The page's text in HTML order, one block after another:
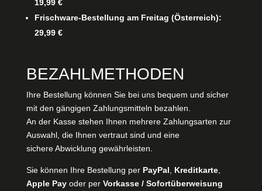
19,99 €
Frischware-Bestellung am Freitag (Österreich):
29,99 €
BEZAHLMETHODEN
Ihre Bestellung können Sie bei uns bequem und sicher
mit den gängigen Zahlungsmitteln bezahlen.
An der Kasse stehen Ihnen mehrere Zahlungsarten zur
Auswahl, die Ihnen vertraut sind und eine
sichere Abwicklung gewährleisten.
Sie können Ihre Bestellung per PayPal Kreditkarte,
Apple Pay oder per Vorkasse / Sofortüberweisung